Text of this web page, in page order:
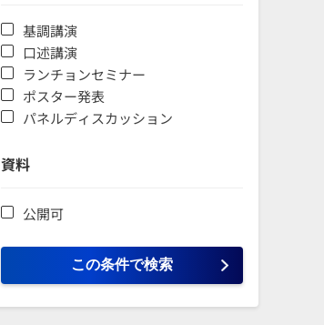
基調講演
口述講演
ランチョンセミナー
ポスター発表
パネルディスカッション
資料
公開可